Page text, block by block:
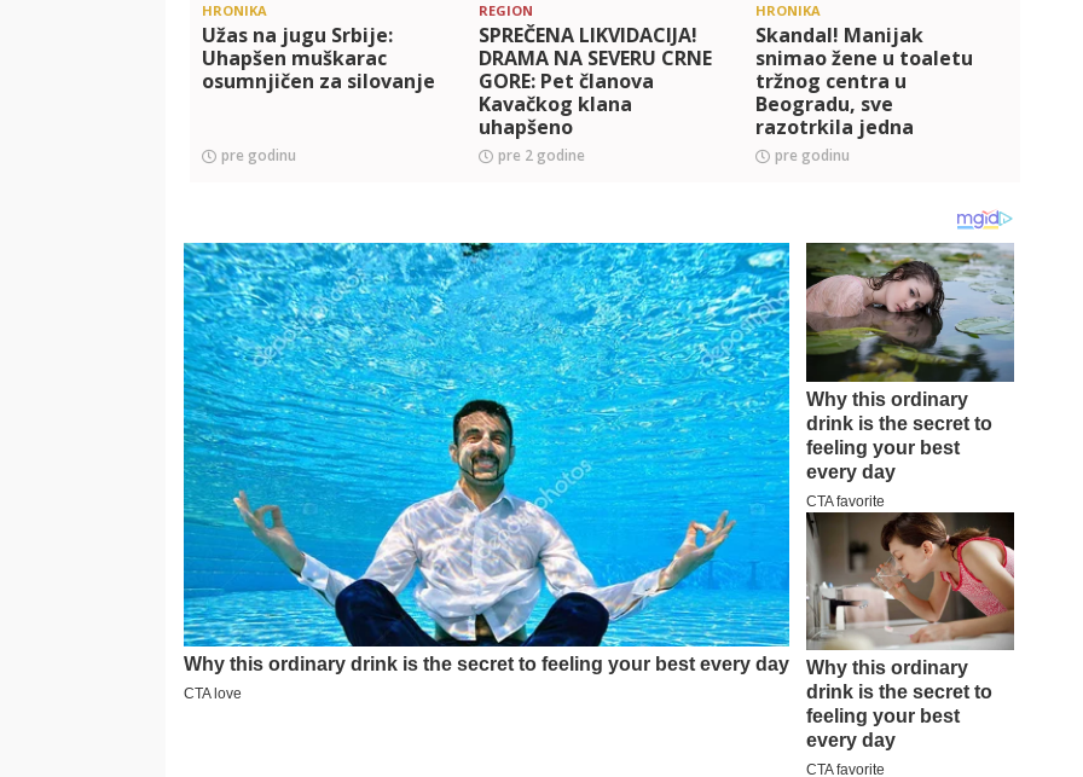
HRONIKA
Užas na jugu Srbije:
Uhapšen muškarac
osumnjičen za silovanje
pre godinu
REGION
SPREČENA LIKVIDACIJA!
DRAMA NA SEVERU CRNE
GORE: Pet članova
Kavačkog klana
uhapšeno
pre 2 godine
HRONIKA
Skandal! Manijak
snimao žene u toaletu
tržnog centra u
Beogradu, sve
razotrkila jedna
devojka! Policija hitno
reagovala
pre godinu